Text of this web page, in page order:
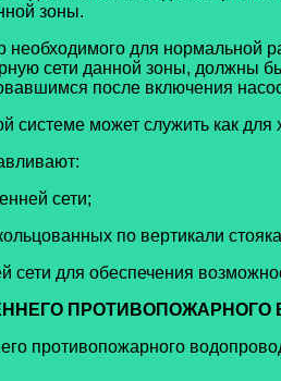
зоны.
для нормальной
сети данной зоны, должны
после включения
системе может служить как
сети;
по вертикали
сети для обеспечения
ПРОТИВОПОЖАРНОГО
противопожарного